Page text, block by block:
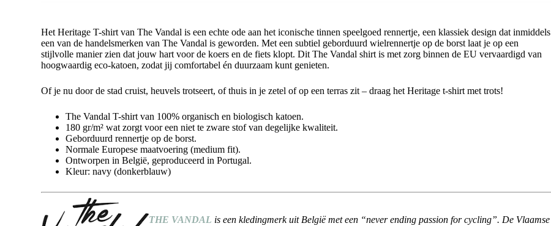
Het Heritage T-shirt van The Vandal is een echte ode aan het iconische tinnen speelgoed rennertje, een klassiek design dat inmiddels
een van de handelsmerken van The Vandal is geworden. Met een subtiel geborduurd wielrennertje op de borst laat je op een
stijlvolle manier zien dat jouw hart voor de koers en de fiets klopt. Dit The Vandal shirt is met zorg binnen de EU vervaardigd van
hoogwaardig eco-katoen, zodat jij comfortabel én duurzaam kunt genieten.
Of je nu door de stad cruist, heuvels trotseert, of thuis in je zetel of op een terras zit – draag het Heritage t-shirt met trots!
The Vandal T-shirt van 100% organisch en biologisch katoen.
180 gr/m² wat zorgt voor een niet te zware stof van degelijke kwaliteit.
Geborduurd rennertje op de borst.
Normale Europese maatvoering (medium fit).
Ontworpen in België, geproduceerd in Portugal.
Kleur: navy (donkerblauw)
THE VANDAL is een kledingmerk uit België met een “never ending passion for cycling”. De Vlaamse